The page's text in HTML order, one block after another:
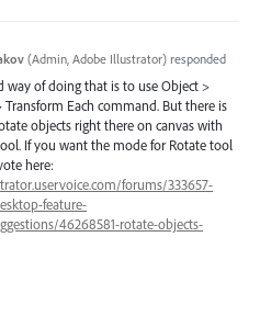
(Admin, Adobe Illustrator) responded
way of doing that is to use Object >
Transform Each command. But there is
objects right there on canvas with
If you want the mode for Rotate tool
here:
forums/333657-
feature-
46268581-rotate-objects-